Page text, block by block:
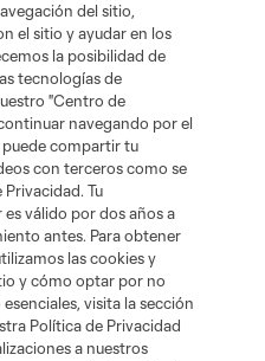
No vender mi información
Major League Soccer y MLS son
(“MLS”). Los nombres y logos
y son marcas bajo ley común
de sus propietarios. Uso
del sitio,
el sitio y ayudar en los
la posibilidad de
tecnologías de
"Centro de
navegando por el
puede compartir tu
con terceros como se
Tu
válido por dos años a
antes. Para obtener
las cookies y
y cómo optar por no
visita la sección
Política de Privacidad
a nuestros